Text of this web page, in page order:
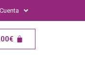
€